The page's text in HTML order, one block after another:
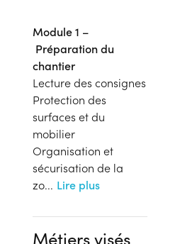
Module 1 –
Préparation du
chantier
Lecture des consignes
Protection des
surfaces et du
mobilier
Organisation et
sécurisation de la
zo... Lire plus
Métiers visés